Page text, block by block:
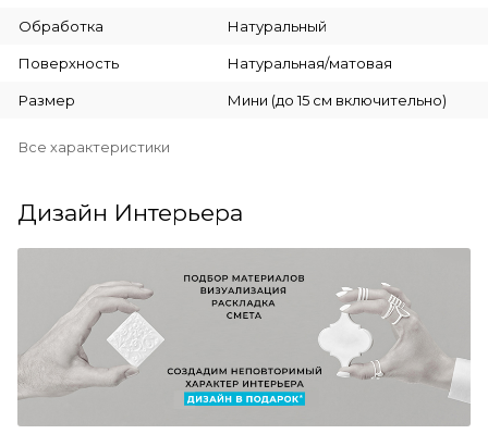
Обработка Натуральный
Поверхность Натуральная/матовая
Размер Мини (до 15 см включительно)
Все характеристики
Дизайн Интерьера